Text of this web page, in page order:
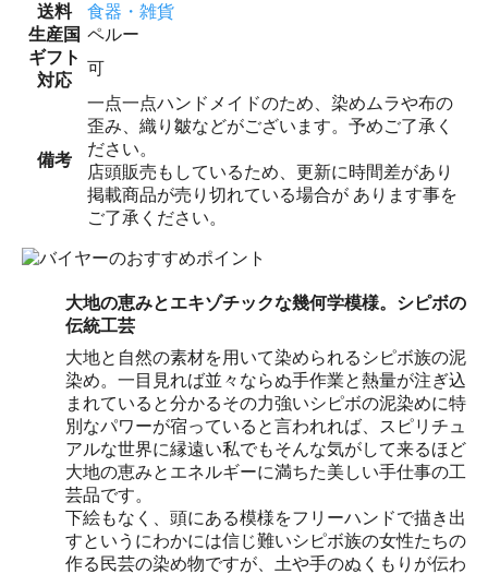
送料
食器・雑貨
生産国 ペルー
ギフト
対応
可
備考
一点一点ハンドメイドのため、染めムラや布の
歪み、織り皺などがございます。予めご了承く
ださい。
店頭販売もしているため、更新に時間差があり
掲載商品が売り切れている場合が あります事を
ご了承ください。
大地の恵みとエキゾチックな幾何学模様。シピボの
伝統工芸
大地と自然の素材を用いて染められるシピボ族の泥
染め。一目見れば並々ならぬ手作業と熱量が注ぎ込
まれていると分かるその力強いシピボの泥染めに特
別なパワーが宿っていると言われれば、スピリチュ
アルな世界に縁遠い私でもそんな気がして来るほど
大地の恵みとエネルギーに満ちた美しい手仕事の工
芸品です。
下絵もなく、頭にある模様をフリーハンドで描き出
すというにわかには信じ難いシピボ族の女性たちの
作る民芸の染め物ですが、土や手のぬくもりが伝わ